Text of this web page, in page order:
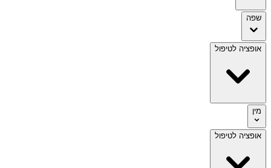
שפה
אופציה לטיפול
מין
אופציה לטיפול